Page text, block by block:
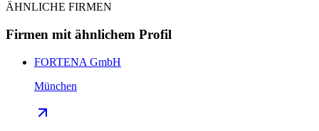
ÄHNLICHE FIRMEN
Firmen mit ähnlichem Profil
FORTENA GmbH
München